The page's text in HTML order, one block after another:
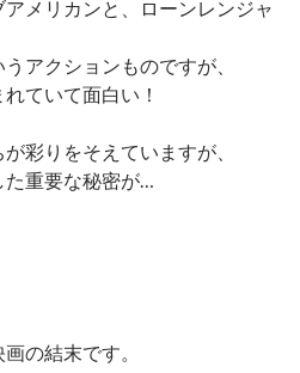
メリカンと、ローンレンジャ
アクションものですが、
ていて面白い！
彩りをそえていますが、
た重要な秘密が…
の結末です。